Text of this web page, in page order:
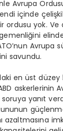
Avrupa
içinde
ordusu yok. Ve
Avrupa
savundu.
en üst
askerlerinin
yanıt
azaltmasına